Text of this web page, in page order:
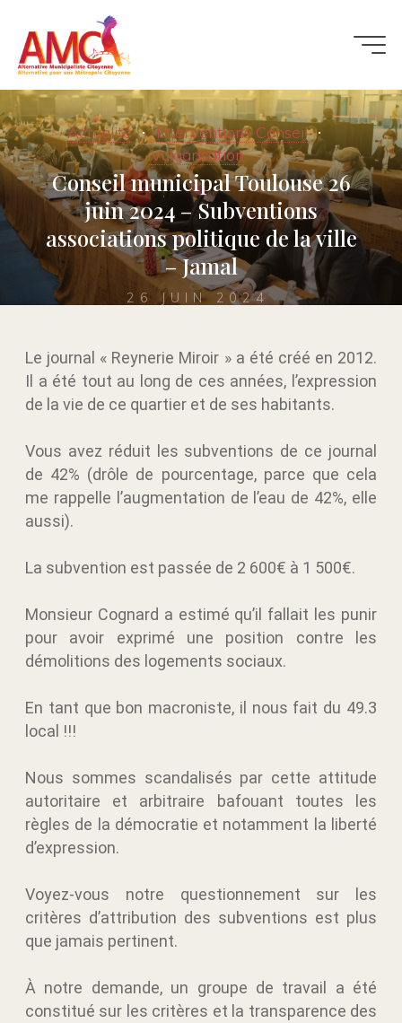
Actualité
Interventions Conseil
Vulgarisation
Conseil municipal Toulouse 26
juin 2024 – Subventions
associations politique de la ville
– Jamal
26 JUIN 2024
Le journal « Reynerie Miroir » a été créé en 2012.
Il a été tout au long de ces années, l’expression
de la vie de ce quartier et de ses habitants.
Vous avez réduit les subventions de ce journal
de 42% (drôle de pourcentage, parce que cela
me rappelle l’augmentation de l’eau de 42%, elle
aussi).
La subvention est passée de 2 600€ à 1 500€.
Monsieur Cognard a estimé qu’il fallait les punir
pour avoir exprimé une position contre les
démolitions des logements sociaux.
En tant que bon macroniste, il nous fait du 49.3
local !!!
Nous sommes scandalisés par cette attitude
autoritaire et arbitraire bafouant toutes les
règles de la démocratie et notamment la liberté
d’expression.
Voyez-vous notre questionnement sur les
critères d’attribution des subventions est plus
que jamais pertinent.
À notre demande, un groupe de travail a été
constitué sur les critères et la transparence des